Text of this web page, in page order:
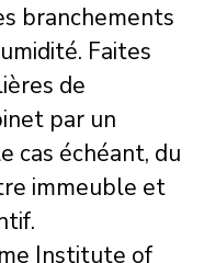
branchements
Faites
de
par un
cas échéant, du
immeuble et
Institute of